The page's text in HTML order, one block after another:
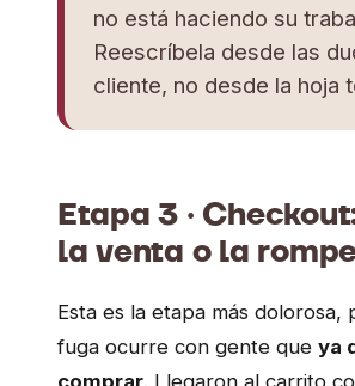
no está haciendo su
Reescríbela desde las
cliente, no desde la hoja
Etapa 3 ·
la venta o la
Esta es la etapa más dolorosa,
fuga ocurre con gente que ya